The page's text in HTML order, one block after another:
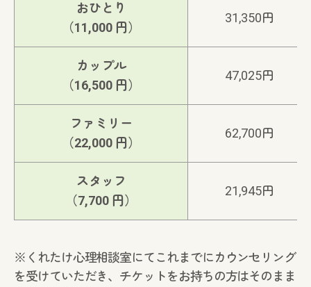
おひとり
（11,000 円）
31,350円
カップル
（16,500 円）
47,025円
ファミリー
（22,000 円）
62,700円
スタッフ
（7,700 円）
21,945円
※くれたけ心理相談室にてこれまでにカウンセリング
を受けていただき、チケットをお持ちの方はそのまま